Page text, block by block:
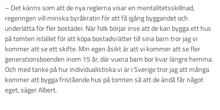
– Det känns som att de nya reglerna visar en mentalitetsskillnad,
regeringen vill minska byråkratin för att få igång byggandet och
underlätta för fler bostäder. När folk börjar inse att de kan bygga ett hus
på tomten istället för att köpa bostadsrätter till sina barn tror jag vi
kommer att se ett skifte. Min egen åsikt är att vi kommer att se fler
generationsboenden inom 15 år, där vuxna barn bor kvar längre hemma.
Och med tanke på hur individualistiska vi är i Sverige tror jag att många
kommer att bygga fristående hus på tomten så att de ändå får något
eget, säger Albert.